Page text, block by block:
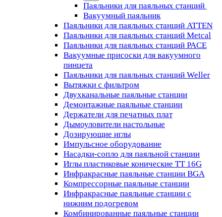
Паяльники для паяльных станций
Вакуумный паяльник
Паяльники для паяльных станций ATTEN
Паяльники для паяльных станций Metcal
Паяльники для паяльных станций PACE
Вакуумные присоски для вакуумного
пинцета
Паяльники для паяльных станций Weller
Вытяжки с фильтром
Двухканальные паяльные станции
Демонтажные паяльные станции
Держатели для печатных плат
Дымоуловители настольные
Дозирующие иглы
Импульсное оборудование
Насадки-сопло для паяльной станции
Иглы пластиковые конические TT 16G
Инфракрасные паяльные станции BGA
Компрессорные паяльные станции
Инфракрасные паяльные станции с
нижним подогревом
Комбинированные паяльные станции